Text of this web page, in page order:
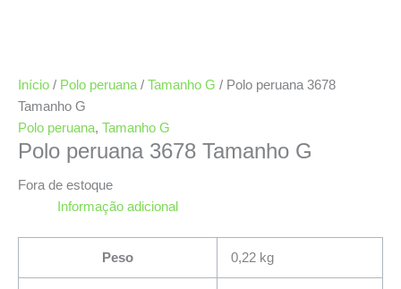
Início / Polo peruana / Tamanho G / Polo peruana 3678
Tamanho G
Polo peruana, Tamanho G
Polo peruana 3678 Tamanho G
Fora de estoque
Informação adicional
Peso 0,22 kg